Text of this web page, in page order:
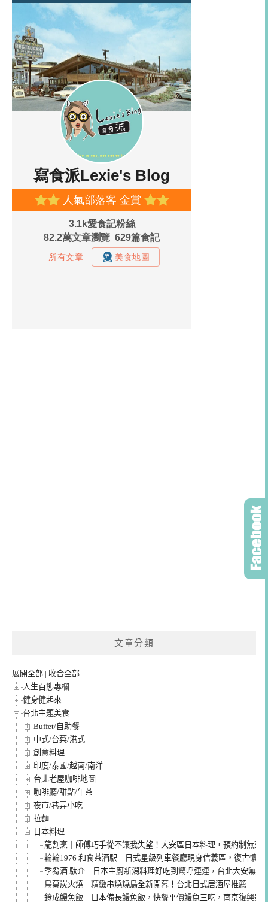
文章分類
展開全部 | 收合全部
人生百態專欄
健身健起來
台北主題美食
Buffet/自助餐
中式/台菜/港式
創意料理
印度/泰國/越南/南洋
台北老屋咖啡地圖
咖啡廳/甜點/午茶
夜市/巷弄小吃
拉麵
日本料理
龍割烹｜師傅巧手從不讓我失望！大安區日本料理，預約制無菜
輪輪1976 和食茶酒駅｜日式星級列車餐廳現身信義區，復古懷舊
季肴酒 駄介｜日本主廚新潟料理好吃到驚呼連連，台北大安無菜
鳥萬炭火燒｜精緻串燒燒鳥全新開幕！台北日式居酒屋推薦
鈴成鰻魚飯｜日本備長鰻魚飯，快餐平價鰻魚三吃，南京復興美